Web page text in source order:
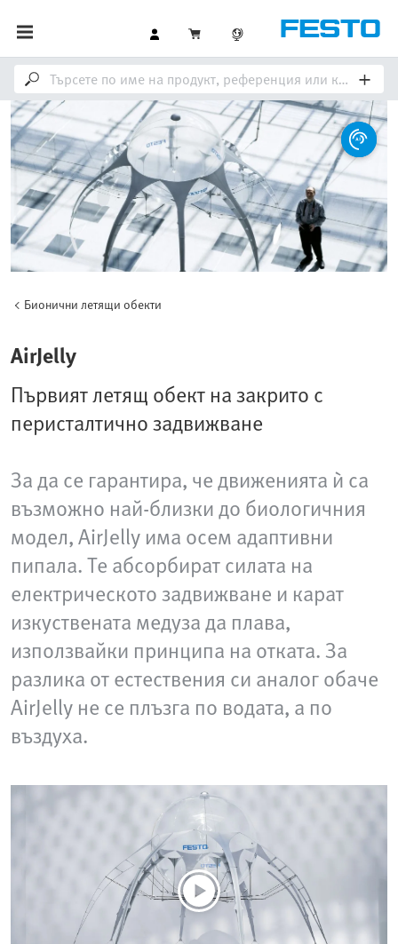
Бионични летящи обекти
AirJelly
Първият летящ обект на закрито с
перисталтично задвижване
За да се гарантира, че движенията ѝ са
възможно най-близки до биологичния
модел, AirJelly има осем адаптивни
пипала. Те абсорбират силата на
електрическото задвижване и карат
изкуствената медуза да плава,
използвайки принципа на отката. За
разлика от естествения си аналог обаче
AirJelly не се плъзга по водата, а по
въздуха.